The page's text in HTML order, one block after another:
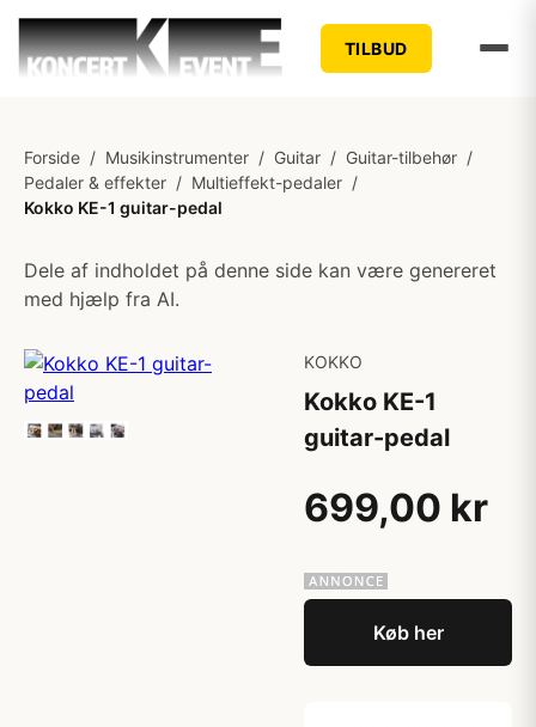
TILBUD
Forside / Musikinstrumenter / Guitar / Guitar-tilbehør /
Pedaler & effekter / Multieffekt-pedaler /
Kokko KE-1 guitar-pedal
Dele af indholdet på denne side kan være genereret
med hjælp fra AI.
KOKKO
Kokko KE-1
guitar-pedal
699,00 kr
Køb her